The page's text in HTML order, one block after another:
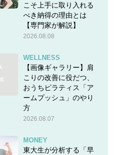
こそ上手に取り入れる
べき納得の理由とは
【専門家が解説】
2026.08.08
WELLNESS
【画像ギャラリー】肩
こりの改善に役だつ、
おうちピラティス「ア
ームプッシュ」のやり
方
2026.08.07
MONEY
東大生が分析する「早